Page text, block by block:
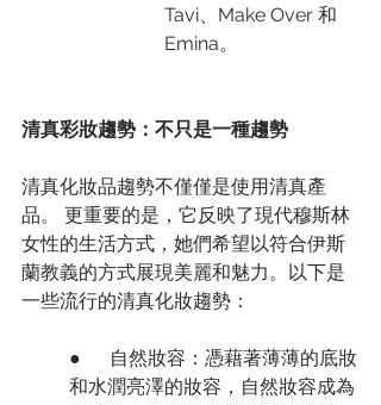
Tavi、Make Over 和
Emina。
清真彩妝趨勢：不只是一種趨勢
清真化妝品趨勢不僅僅是使用清真產
品。 更重要的是，它反映了現代穆斯林
女性的生活方式，她們希望以符合伊斯
蘭教義的方式展現美麗和魅力。以下是
一些流行的清真化妝趨勢：
●      自然妝容：憑藉著薄薄的底妝
和水潤亮澤的妝容，自然妝容成為